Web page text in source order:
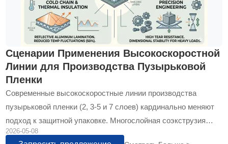
Сценарии Применения Высокоскоростной
Линии для Производства Пузырьковой
Пленки
Современные высокоскоростные линии производства
пузырьковой пленки (2, 3-5 и 7 слоев) кардинально меняют
подход к защитной упаковке. Многослойная соэкструзия
обеспечивает…
2026-05-08